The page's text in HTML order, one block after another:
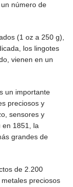
número de
(1 oz a 250 g),
los lingotes
vienen en un
un importante
preciosos y
sensores y
en 1851, la
grandes de
de 2.200
preciosos